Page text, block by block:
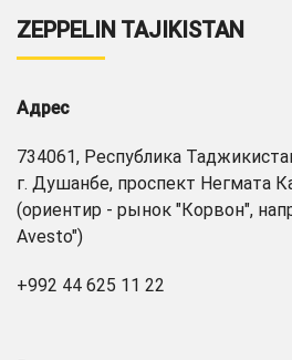
ZEPPELIN TAJIKISTAN
Адрес
734061, Республика
г. Душанбе, проспект Негмата
(ориентир - рынок "Корвон",
Avesto")
+992 44 625 11 22